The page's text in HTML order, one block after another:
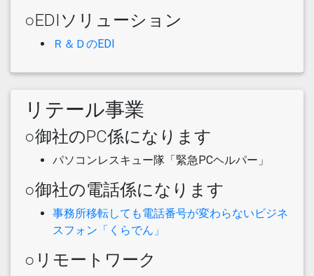
○EDIソリューション
Ｒ＆ＤのEDI
リテール事業
○御社のPC係になります
パソコンレスキュー隊「緊急PCヘルパー」
○御社の電話係になります
事務所移転しても電話番号が変わらないビジネ
スフォン「くらでん」
○リモートワーク